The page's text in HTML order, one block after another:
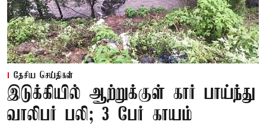
தேசிய செய்திகள்
இடுக்கியில் ஆற்றுக்குள் கார் பாய்ந்து
வாலிபர் பலி; 3 பேர் காயம்